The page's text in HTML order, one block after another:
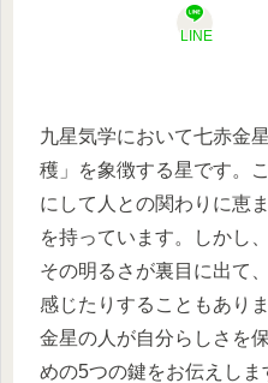
LINE
九星気学において七赤金
穫」を象徴する星です。
にして人との関わりに恵
を持っています。しかし
その明るさが裏目に出て
感じたりすることもあり
金星の人が自分らしさを
めの5つの鍵をお伝えしま